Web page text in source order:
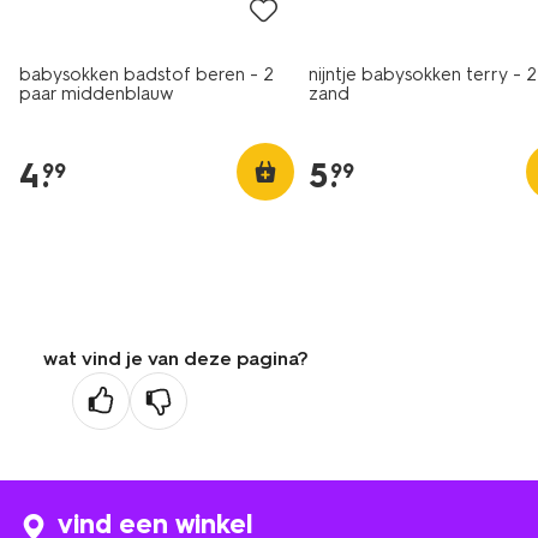
babysokken badstof beren - 2
paar middenblauw
4.
99
nijntje babysokken terry - 2
zand
5.
99
wat vind je van deze pagina?
vind een winkel